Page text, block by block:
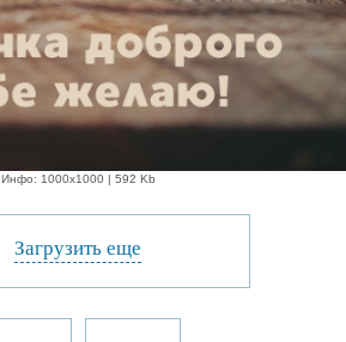
Инфо: 1000х1000 | 592 Kb
Загрузить еще